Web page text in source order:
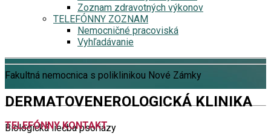
Zoznam zdravotných výkonov
TELEFÓNNY ZOZNAM
Nemocničné pracoviská
Vyhľadávanie
Fakultná nemocnica s poliklinikou Nové Zámky
DERMATOVENEROLOGICKÁ KLINIKA
Biologická liečba psoriázy
TELEFÓNNY KONTAKT